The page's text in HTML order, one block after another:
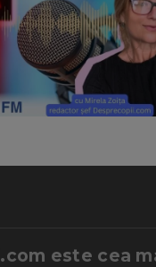
este cea